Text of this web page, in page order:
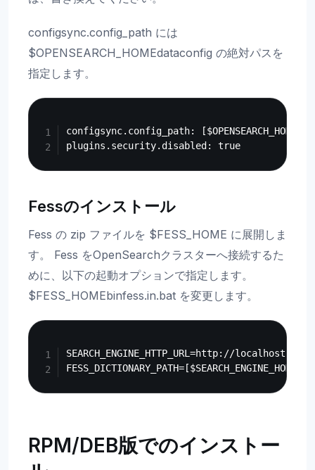
configsync.config_path には
$OPENSEARCH_HOMEdataconfig の絶対パスを
指定します。
configsync.config_path: [$OPENSEARCH_HOME
Fessのインストール
Fess の zip ファイルを $FESS_HOME に展開しま
す。 Fess をOpenSearchクラスターへ接続するた
めに、以下の起動オプションで指定します。
$FESS_HOMEbinfess.in.bat を変更します。
SEARCH_ENGINE_HTTP_URL=http://localhost:9200
RPM/DEB版でのインストー